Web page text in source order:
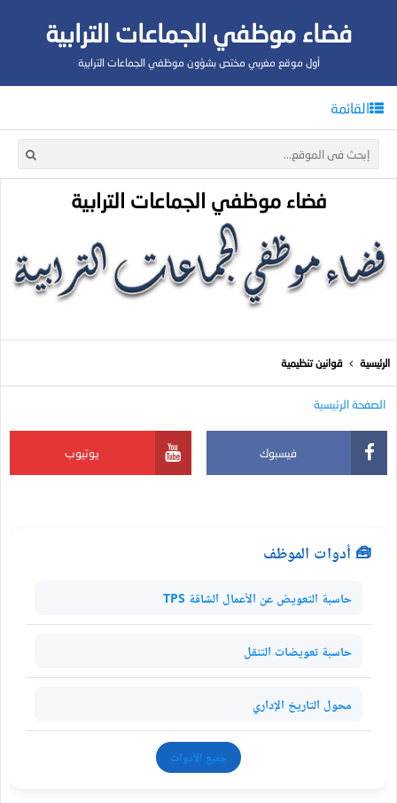
فضاء موظفي الجماعات الترابية
أول موقع مغربي مختص بشؤون موظفي الجماعات الترابية
القائمة
فضاء موظفي الجماعات الترابية
الرئيسية قوانين تنظيمية
الصفحة الرئيسية
فيسبوك يوتيوب
🧰 أدوات الموظف
حاسبة التعويض عن الأعمال الشاقة TPS
حاسبة تعويضات التنقل
محول التاريخ الإداري
جميع الأدوات